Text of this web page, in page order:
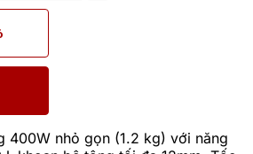
400W nhỏ gọn (1.2 kg) với năng